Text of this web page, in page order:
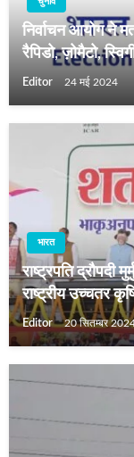
निर्वाचन आयोग ने
रैपिडो, ज़ोमैटो,
Editor 24 मई 2024
भारत
राष्ट्रपति
राष्ट्रीय उच्चतर
Editor 20 सितम्बर